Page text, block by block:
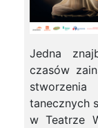
Jedna
czasów
tanecznych
w Teatrze